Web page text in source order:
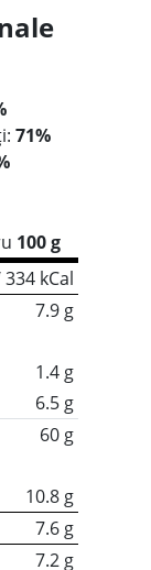
71%
100 g
kCal
7.9 g
1.4 g
6.5 g
60 g
10.8 g
7.6 g
7.2 g